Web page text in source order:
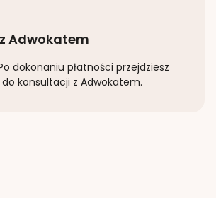
z Adwokatem
dokonaniu płatności przejdziesz
konsultacji z Adwokatem.